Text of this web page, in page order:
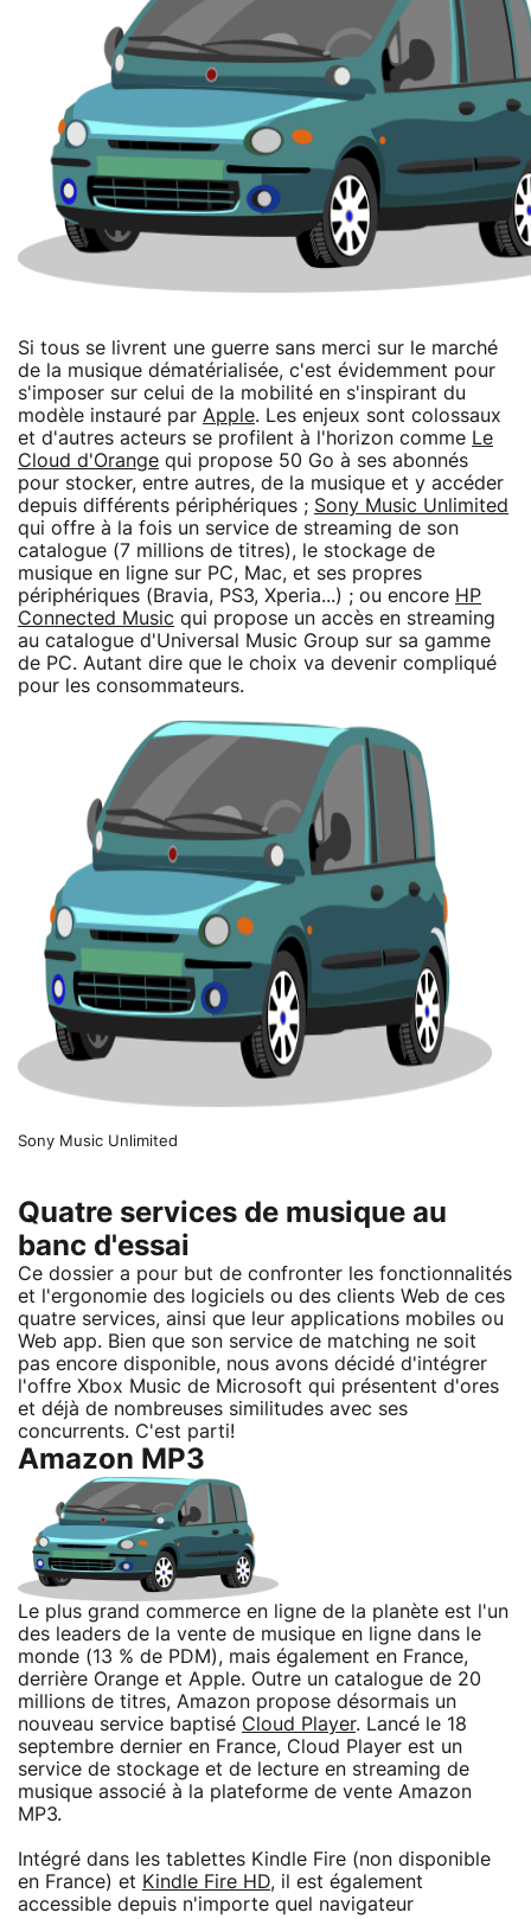
Si tous se livrent une guerre sans merci sur le marché
de la musique dématérialisée, c'est évidemment pour
s'imposer sur celui de la mobilité en s'inspirant du
modèle instauré par Apple. Les enjeux sont colossaux
et d'autres acteurs se profilent à l'horizon comme Le
Cloud d'Orange qui propose 50 Go à ses abonnés
pour stocker, entre autres, de la musique et y accéder
depuis différents périphériques ; Sony Music Unlimited
qui offre à la fois un service de streaming de son
catalogue (7 millions de titres), le stockage de
musique en ligne sur PC, Mac, et ses propres
périphériques (Bravia, PS3, Xperia...) ; ou encore HP
Connected Music qui propose un accès en streaming
au catalogue d'Universal Music Group sur sa gamme
de PC. Autant dire que le choix va devenir compliqué
pour les consommateurs.
Sony Music Unlimited
Quatre services de musique au
banc d'essai
Ce dossier a pour but de confronter les fonctionnalités
et l'ergonomie des logiciels ou des clients Web de ces
quatre services, ainsi que leur applications mobiles ou
Web app. Bien que son service de matching ne soit
pas encore disponible, nous avons décidé d'intégrer
l'offre Xbox Music de Microsoft qui présentent d'ores
et déjà de nombreuses similitudes avec ses
concurrents. C'est parti!
Amazon MP3
Le plus grand commerce en ligne de la planète est l'un
des leaders de la vente de musique en ligne dans le
monde (13 % de PDM), mais également en France,
derrière Orange et Apple. Outre un catalogue de 20
millions de titres, Amazon propose désormais un
nouveau service baptisé Cloud Player. Lancé le 18
septembre dernier en France, Cloud Player est un
service de stockage et de lecture en streaming de
musique associé à la plateforme de vente Amazon
MP3.
Intégré dans les tablettes Kindle Fire (non disponible
en France) et Kindle Fire HD, il est également
accessible depuis n'importe quel navigateur